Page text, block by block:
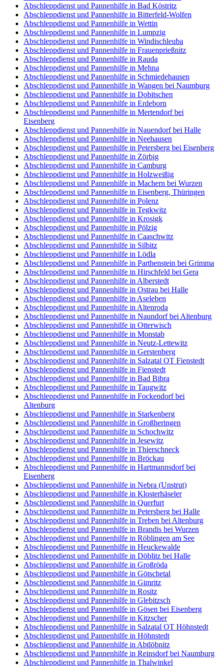
Abschleppdienst und Pannenhilfe in Bad Köstritz
Abschleppdienst und Pannenhilfe in Bitterfeld-Wolfen
Abschleppdienst und Pannenhilfe in Wettin
Abschleppdienst und Pannenhilfe in Lumpzig
Abschleppdienst und Pannenhilfe in Windischleuba
Abschleppdienst und Pannenhilfe in Frauenprießnitz
Abschleppdienst und Pannenhilfe in Rauda
Abschleppdienst und Pannenhilfe in Mehna
Abschleppdienst und Pannenhilfe in Schmiedehausen
Abschleppdienst und Pannenhilfe in Wangen bei Naumburg
Abschleppdienst und Pannenhilfe in Dobitschen
Abschleppdienst und Pannenhilfe in Erdeborn
Abschleppdienst und Pannenhilfe in Mertendorf bei
Eisenberg
Abschleppdienst und Pannenhilfe in Nauendorf bei Halle
Abschleppdienst und Pannenhilfe in Neehausen
Abschleppdienst und Pannenhilfe in Petersberg bei Eisenberg
Abschleppdienst und Pannenhilfe in Zörbig
Abschleppdienst und Pannenhilfe in Camburg
Abschleppdienst und Pannenhilfe in Holzweißig
Abschleppdienst und Pannenhilfe in Machern bei Wurzen
Abschleppdienst und Pannenhilfe in Eisenberg, Thüringen
Abschleppdienst und Pannenhilfe in Polenz
Abschleppdienst und Pannenhilfe in Tegkwitz
Abschleppdienst und Pannenhilfe in Krosigk
Abschleppdienst und Pannenhilfe in Pölzig
Abschleppdienst und Pannenhilfe in Caaschwitz
Abschleppdienst und Pannenhilfe in Silbitz
Abschleppdienst und Pannenhilfe in Lödla
Abschleppdienst und Pannenhilfe in Parthenstein bei Grimma
Abschleppdienst und Pannenhilfe in Hirschfeld bei Gera
Abschleppdienst und Pannenhilfe in Alberstedt
Abschleppdienst und Pannenhilfe in Ostrau bei Halle
Abschleppdienst und Pannenhilfe in Aseleben
Abschleppdienst und Pannenhilfe in Altenroda
Abschleppdienst und Pannenhilfe in Naundorf bei Altenburg
Abschleppdienst und Pannenhilfe in Otterwisch
Abschleppdienst und Pannenhilfe in Monstab
Abschleppdienst und Pannenhilfe in Neutz-Lettewitz
Abschleppdienst und Pannenhilfe in Gerstenberg
Abschleppdienst und Pannenhilfe in Salzatal OT Fienstedt
Abschleppdienst und Pannenhilfe in Fienstedt
Abschleppdienst und Pannenhilfe in Bad Bibra
Abschleppdienst und Pannenhilfe in Taugwitz
Abschleppdienst und Pannenhilfe in Fockendorf bei
Altenburg
Abschleppdienst und Pannenhilfe in Starkenberg
Abschleppdienst und Pannenhilfe in Großheringen
Abschleppdienst und Pannenhilfe in Schochwitz
Abschleppdienst und Pannenhilfe in Jesewitz
Abschleppdienst und Pannenhilfe in Thierschneck
Abschleppdienst und Pannenhilfe in Bröckau
Abschleppdienst und Pannenhilfe in Hartmannsdorf bei
Eisenberg
Abschleppdienst und Pannenhilfe in Nebra (Unstrut)
Abschleppdienst und Pannenhilfe in Klosterhäseler
Abschleppdienst und Pannenhilfe in Querfurt
Abschleppdienst und Pannenhilfe in Petersberg bei Halle
Abschleppdienst und Pannenhilfe in Treben bei Altenburg
Abschleppdienst und Pannenhilfe in Brandis bei Wurzen
Abschleppdienst und Pannenhilfe in Röblingen am See
Abschleppdienst und Pannenhilfe in Heuckewalde
Abschleppdienst und Pannenhilfe in Döblitz bei Halle
Abschleppdienst und Pannenhilfe in Großröda
Abschleppdienst und Pannenhilfe in Götschetal
Abschleppdienst und Pannenhilfe in Gimritz
Abschleppdienst und Pannenhilfe in Rositz
Abschleppdienst und Pannenhilfe in Glebitzsch
Abschleppdienst und Pannenhilfe in Gösen bei Eisenberg
Abschleppdienst und Pannenhilfe in Kitzscher
Abschleppdienst und Pannenhilfe in Salzatal OT Höhnstedt
Abschleppdienst und Pannenhilfe in Höhnstedt
Abschleppdienst und Pannenhilfe in Abtlöbnitz
Abschleppdienst und Pannenhilfe in Reinsdorf bei Naumburg
Abschleppdienst und Pannenhilfe in Thalwinkel